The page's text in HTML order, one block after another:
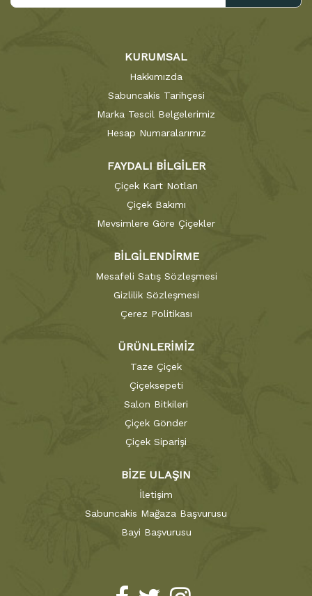
KURUMSAL
Hakkımızda
Sabuncakis Tarihçesi
Marka Tescil Belgelerimiz
Hesap Numaralarımız
FAYDALI BİLGİLER
Çiçek Kart Notları
Çiçek Bakımı
Mevsimlere Göre Çiçekler
BİLGİLENDİRME
Mesafeli Satış Sözleşmesi
Gizlilik Sözleşmesi
Çerez Politikası
ÜRÜNLERİMİZ
Taze Çiçek
Çiçeksepeti
Salon Bitkileri
Çiçek Gönder
Çiçek Siparişi
BİZE ULAŞIN
İletişim
Sabuncakis Mağaza Başvurusu
Bayi Başvurusu